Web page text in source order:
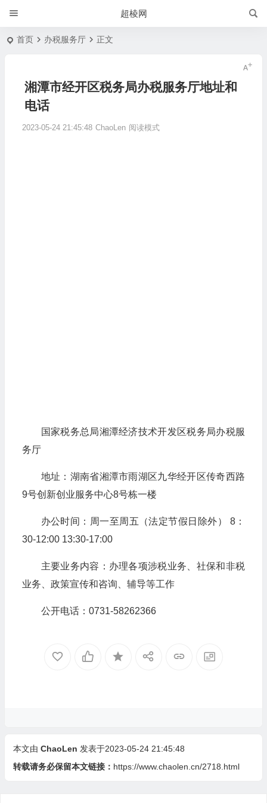
超棱网
首页 办税服务厅 正文
湘潭市经开区税务局办税服务厅地址和
电话
2023-05-24 21:45:48 ChaoLen 阅读模式
国家税务总局湘潭经济技术开发区税务局办税服
务厅
地址：湖南省湘潭市雨湖区九华经开区传奇西路
9号创新创业服务中心8号栋一楼
办公时间：周一至周五（法定节假日除外） 8：
30-12:00 13:30-17:00
主要业务内容：办理各项涉税业务、社保和非税
业务、政策宣传和咨询、辅导等工作
公开电话：0731-58262366
本文由 ChaoLen 发表于2023-05-24 21:45:48
转载请务必保留本文链接： https://www.chaolen.cn/2718.html